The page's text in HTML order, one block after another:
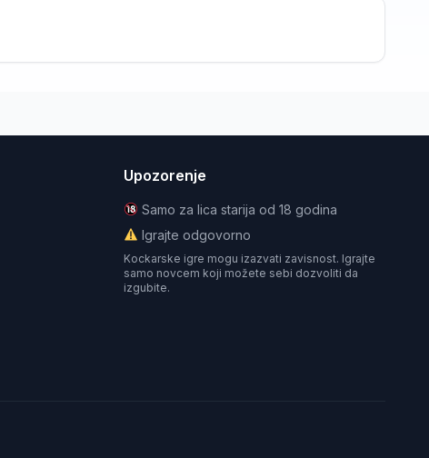
Upozorenje
Samo za lica starija od 18 godina
Igrajte odgovorno
Kockarske igre mogu izazvati zavisnost. Igrajte
samo novcem koji možete sebi dozvoliti da
izgubite.